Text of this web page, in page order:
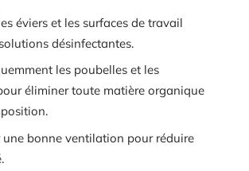
éviers et les surfaces de travail
désinfectantes.
les poubelles et les
éliminer toute matière organique
bonne ventilation pour réduire